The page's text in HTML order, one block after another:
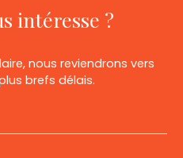
intéresse ?
nous reviendrons vers
brefs délais.